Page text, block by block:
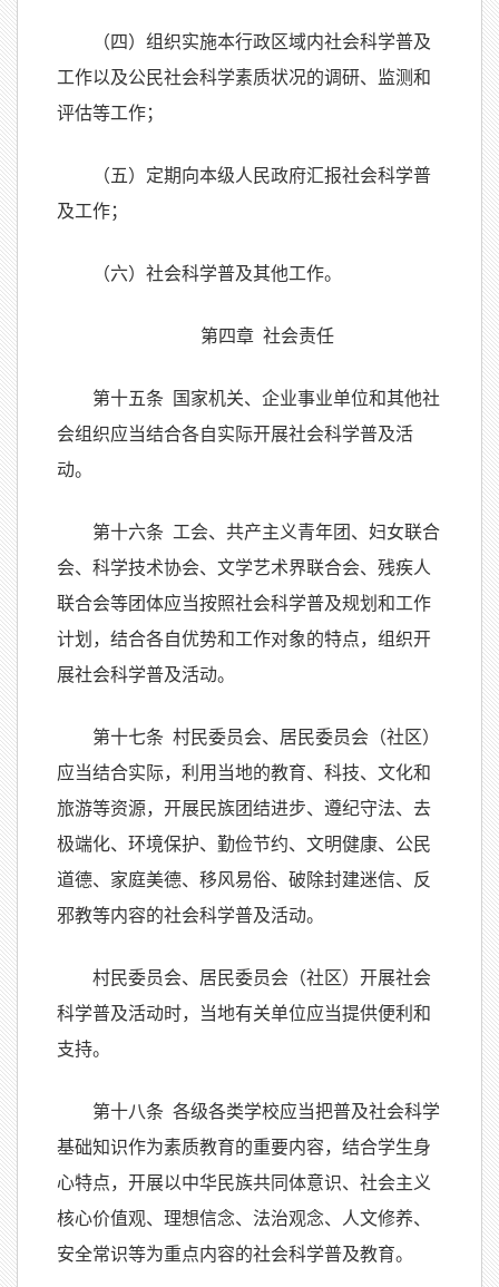
（四）组织实施本行政区域内社会科学普及
工作以及公民社会科学素质状况的调研、监测和
评估等工作；
（五）定期向本级人民政府汇报社会科学普
及工作；
（六）社会科学普及其他工作。
第四章 社会责任
第十五条 国家机关、企业事业单位和其他社
会组织应当结合各自实际开展社会科学普及活
动。
第十六条 工会、共产主义青年团、妇女联合
会、科学技术协会、文学艺术界联合会、残疾人
联合会等团体应当按照社会科学普及规划和工作
计划，结合各自优势和工作对象的特点，组织开
展社会科学普及活动。
第十七条 村民委员会、居民委员会（社区）
应当结合实际，利用当地的教育、科技、文化和
旅游等资源，开展民族团结进步、遵纪守法、去
极端化、环境保护、勤俭节约、文明健康、公民
道德、家庭美德、移风易俗、破除封建迷信、反
邪教等内容的社会科学普及活动。
村民委员会、居民委员会（社区）开展社会
科学普及活动时，当地有关单位应当提供便利和
支持。
第十八条 各级各类学校应当把普及社会科学
基础知识作为素质教育的重要内容，结合学生身
心特点，开展以中华民族共同体意识、社会主义
核心价值观、理想信念、法治观念、人文修养、
安全常识等为重点内容的社会科学普及教育。